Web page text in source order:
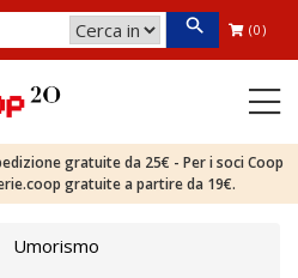
(0)
gratuite da 25€ - Per i soci Coop
gratuite a partire da 19€.
Umorismo